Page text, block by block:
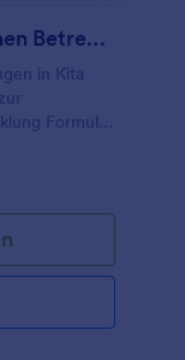
Fragebogen Zur Frühkindlichen Betreuung Und Entwicklung
in Kita
Formular